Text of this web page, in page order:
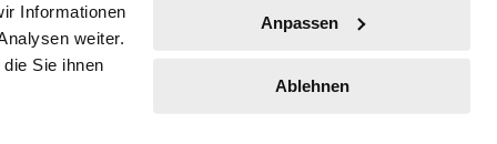
Informationen
weiter.
Sie ihnen
Anpassen
Ablehnen